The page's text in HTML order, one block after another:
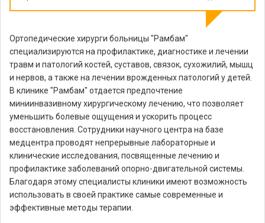
Ортопедические хирурги больницы "Рамбам"
специализируются на профилактике, диагностике и лечении
травм и патологий костей, суставов, связок, сухожилий, мышц
и нервов, а также на лечении врожденных патологий у детей.
В клинике "Рамбам" отдается предпочтение
миниинвазивному хирургическому лечению, что позволяет
уменьшить болевые ощущения и ускорить процесс
восстановления. Сотрудники научного центра на базе
медцентра проводят непрерывные лабораторные и
клинические исследования, посвященные лечению и
профилактике заболеваний опорно-двигательной системы.
Благодаря этому специалисты клиники имеют возможность
использовать в своей практике самые современные и
эффективные методы терапии.